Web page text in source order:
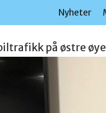
Nyheter
på østre